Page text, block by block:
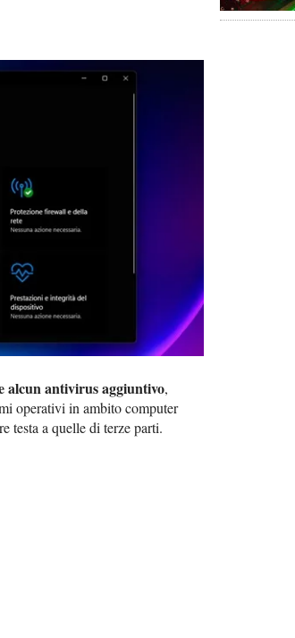
alcun antivirus aggiuntivo,
operativi in ambito computer
testa a quelle di terze parti.